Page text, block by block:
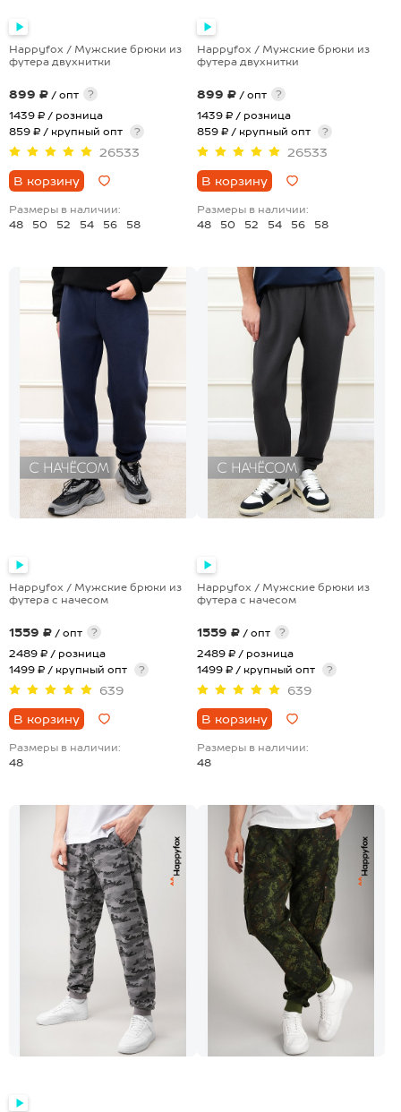
Happyfox / Мужские брюки из
футера двухнитки
899 ₽ / опт
?
1439 ₽ / розница
859 ₽ / крупный опт
?
26533
В корзину
Размеры в наличии:
48
50 52 54 56 58
Happyfox / Мужские брюки из
футера двухнитки
899 ₽ / опт
?
1439 ₽ / розница
859 ₽ / крупный опт
?
26533
В корзину
Размеры в наличии:
48
50 52 54 56 58
Happyfox / Мужские брюки из
футера с начесом
1559 ₽ / опт
?
2489 ₽ / розница
1499 ₽ / крупный опт
?
639
В корзину
Размеры в наличии:
48
Happyfox / Мужские брюки из
футера с начесом
1559 ₽ / опт
?
2489 ₽ / розница
1499 ₽ / крупный опт
?
639
В корзину
Размеры в наличии:
48